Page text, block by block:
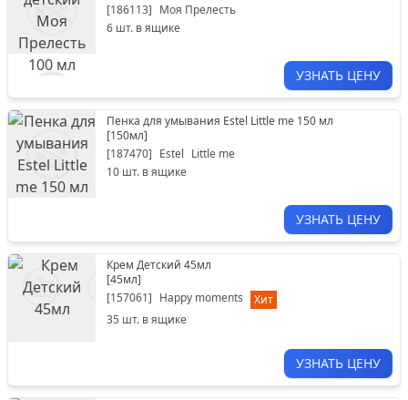
[186113] Моя Прелесть
6 шт. в ящике
УЗНАТЬ ЦЕНУ
Пенка для умывания Estel Little me 150 мл
[150мл]
[187470] Estel Little me
10 шт. в ящике
УЗНАТЬ ЦЕНУ
Крем Детский 45мл
[45мл]
[157061] Happy moments
Хит
35 шт. в ящике
УЗНАТЬ ЦЕНУ